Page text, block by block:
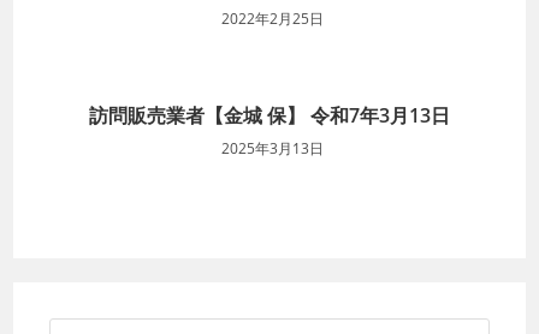
2022年2月25日
訪問販売業者【金城 保】 令和7年3月13日
2025年3月13日